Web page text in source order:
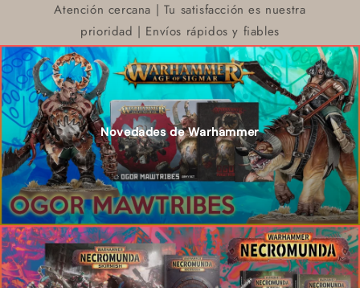
Atención cercana | Tu satisfacción es nuestra
prioridad | Envíos rápidos y fiables
Novedades de Warhammer